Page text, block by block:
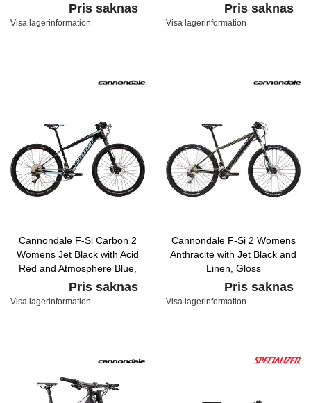
Pris saknas
Visa lagerinformation
Satin
Pris saknas
Visa lagerinformation
Cannondale F-Si Carbon 2
Womens Jet Black with Acid
Red and Atmosphere Blue,
Gloss
Pris saknas
Visa lagerinformation
Cannondale F-Si 2 Womens
Anthracite with Jet Black and
Linen, Gloss
Pris saknas
Visa lagerinformation